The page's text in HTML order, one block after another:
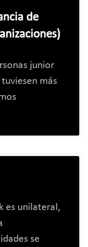
de
junior
más
es unilateral,
se